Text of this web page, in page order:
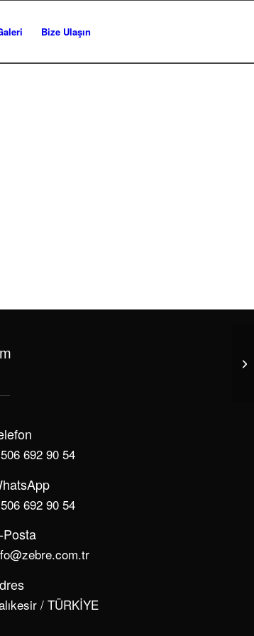
Bize Ulaşın
692 90 54
692 90 54
Posta
/ TÜRKİYE